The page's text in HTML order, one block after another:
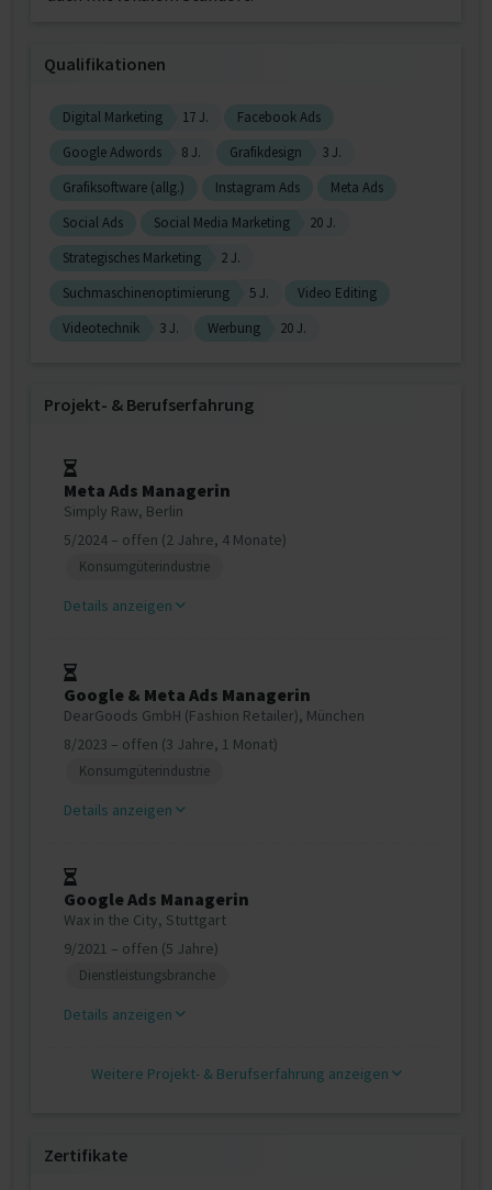
Qualifikationen
Digital Marketing 17 J.
Facebook Ads
Google Adwords
8 J. Grafikdesign
3 J.
Grafiksoftware (allg.)
Instagram Ads
Meta Ads
Social Ads
Social Media Marketing
20 J.
Strategisches Marketing
2 J.
Suchmaschinenoptimierung
5 J.
Video Editing
Videotechnik
3 J. Werbung 20 J.
Projekt‐ & Berufserfahrung
Meta Ads Managerin
Simply Raw, Berlin
5/2024 – offen (2 Jahre, 4 Monate)
Konsumgüterindustrie
Details anzeigen
Google & Meta Ads Managerin
DearGoods GmbH (Fashion Retailer), München
8/2023 – offen (3 Jahre, 1 Monat)
Konsumgüterindustrie
Details anzeigen
Google Ads Managerin
Wax in the City, Stuttgart
9/2021 – offen (5 Jahre)
Dienstleistungsbranche
Details anzeigen
Weitere Projekt‐ & Berufserfahrung anzeigen
Zertifikate